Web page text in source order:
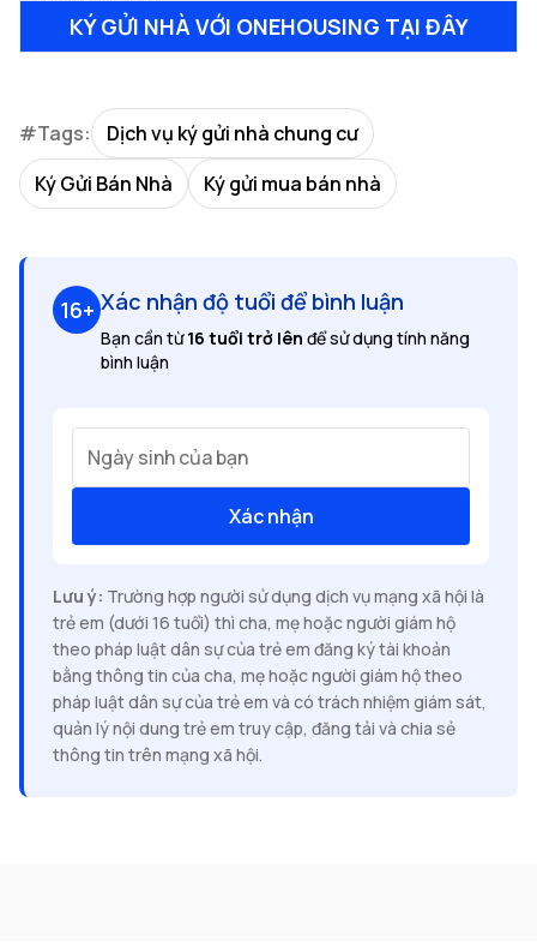
KÝ GỬI NHÀ VỚI ONEHOUSING TẠI ĐÂY
#Tags:
Dịch vụ ký gửi nhà chung cư
Ký Gửi Bán Nhà
Ký gửi mua bán nhà
16+ Xác nhận độ tuổi để bình luận
Bạn cần từ16 tuổi trở lên để sử dụng tính năng
bình luận
Ngày sinh của bạn
Xác nhận
Lưu ý: Trường hợp người sử dụng dịch vụ mạng xã hội là
trẻ em (dưới 16 tuổi) thì cha, mẹ hoặc người giám hộ
theo pháp luật dân sự của trẻ em đăng ký tài khoản
bằng thông tin của cha, mẹ hoặc người giám hộ theo
pháp luật dân sự của trẻ em và có trách nhiệm giám sát,
quản lý nội dung trẻ em truy cập, đăng tải và chia sẻ
thông tin trên mạng xã hội.